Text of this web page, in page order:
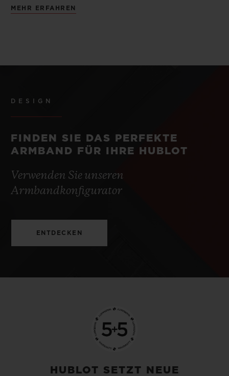
MEHR ERFAHREN
DESIGN
FINDEN SIE DAS PERFEKTE
ARMBAND FÜR IHRE HUBLOT
Verwenden Sie unseren
Armbandkonfigurator
ENTDECKEN
HUBLOT SETZT NEUE